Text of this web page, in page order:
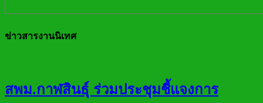
ข่าวสารงานนิเทศ
สพม.กาฬสินธุ์ ร่วมประชุมชี้แจงการ